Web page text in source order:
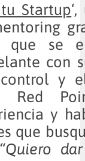
Startup
que se
con
y
Red
y
que
“Quiero